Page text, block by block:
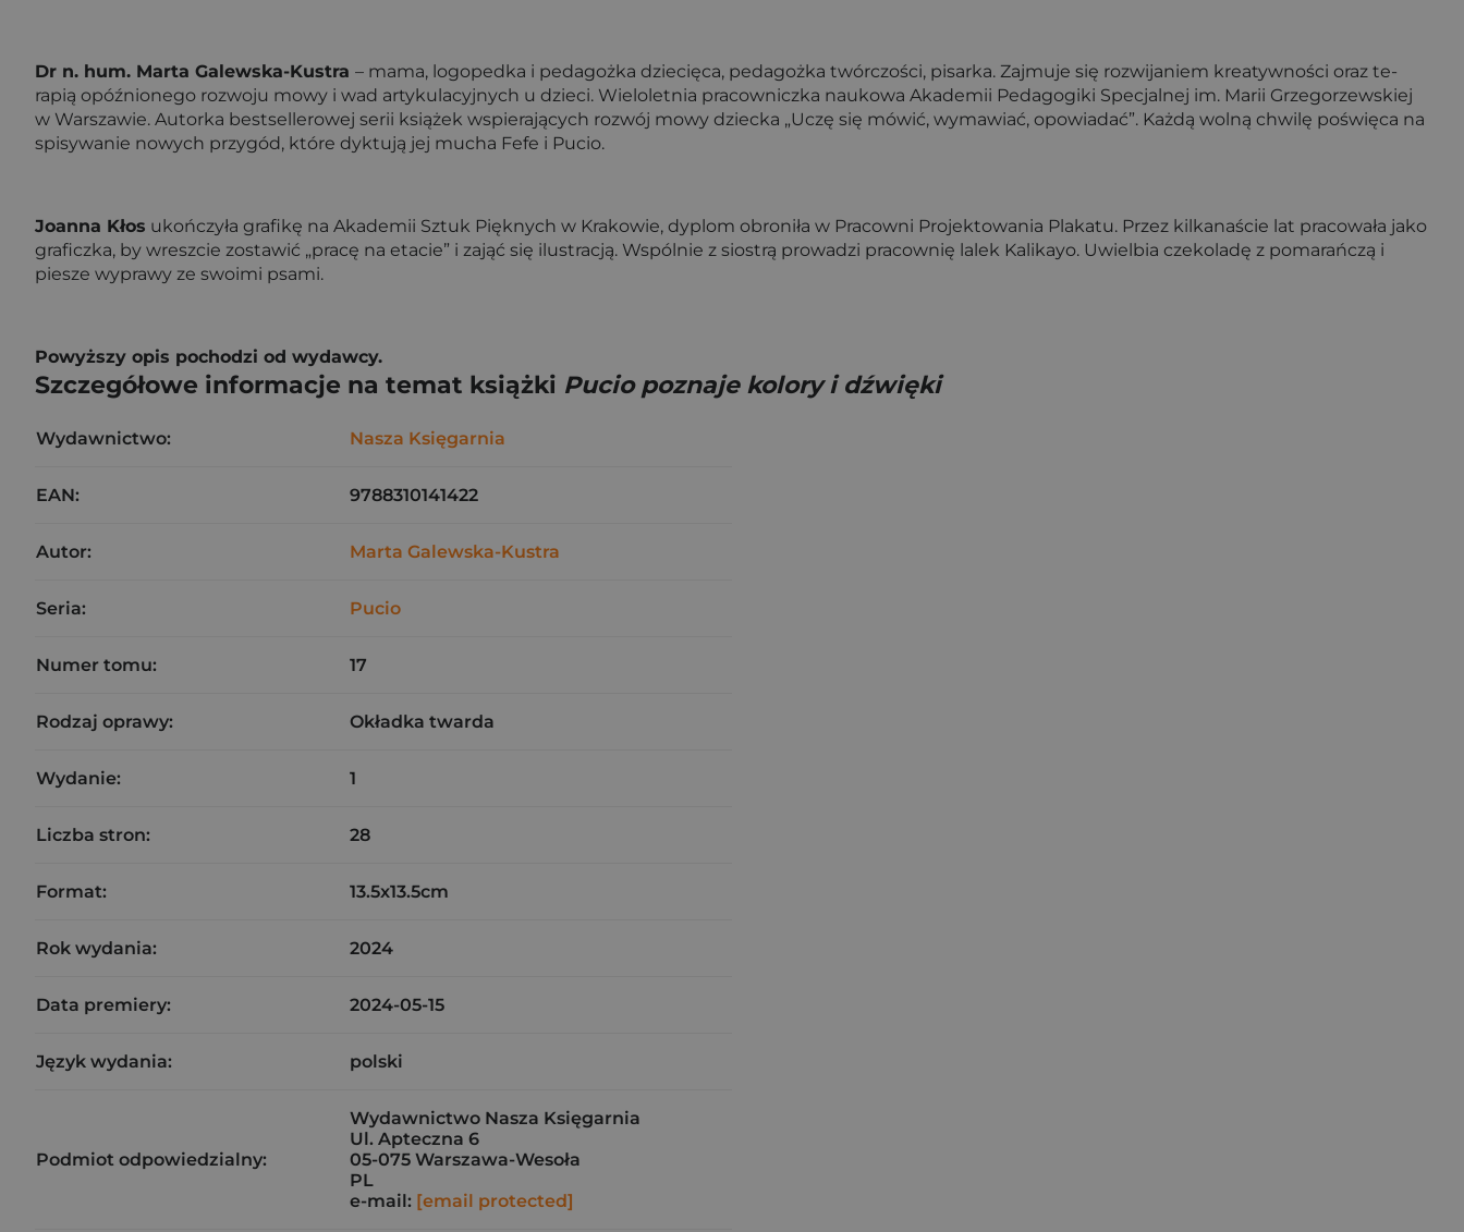
Dr n. hum. Marta Galewska-Kustra – mama, logopedka i pedagożka dziecięca, pedagożka twórczości, pisarka. Zajmuje się rozwijaniem kreatywności oraz te­
rapią opóźnionego rozwoju mowy i wad artykulacyjnych u dzieci. Wieloletnia pra­cowniczka naukowa Akademii Pedagogiki Specjalnej im. Marii Grzegorzewskiej
w Warszawie. Autorka bestsellerowej serii książek wspierających rozwój mowy dziecka „Uczę się mówić, wymawiać, opo­wiadać”. Każdą wolną chwilę poświęca na
spisywanie nowych przygód, które dyk­tują jej mucha Fefe i Pucio.
Joanna Kłos ukończyła grafikę na Akademii Sztuk Pięknych w Krakowie, dy­plom obroniła w Pracowni Projektowania Plakatu. Przez kilkanaście lat pracowała jako
graficzka, by wreszcie zostawić „pracę na etacie” i zająć się ilustracją. Wspólnie z siostrą prowadzi pracownię lalek Kalikayo. Uwielbia czekoladę z pomarańczą i
piesze wyprawy ze swoimi psami.
Powyższy opis pochodzi od wydawcy.
Szczegółowe informacje na temat książki Pucio poznaje kolory i dźwięki
Wydawnictwo: Nasza Księgarnia
EAN: 9788310141422
Autor: Marta Galewska-Kustra
Seria: Pucio
Numer tomu: 17
Rodzaj oprawy: Okładka twarda
Wydanie: 1
Liczba stron: 28
Format: 13.5x13.5cm
Rok wydania: 2024
Data premiery: 2024-05-15
Język wydania: polski
Podmiot odpowiedzialny:
Wydawnictwo Nasza Księgarnia
Ul. Apteczna 6
05-075 Warszawa-Wesoła
PL
e-mail: [email protected]